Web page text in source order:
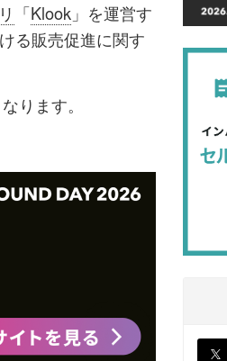
録
す
「Klook 」を運営す
る販売促進に関す
ります。